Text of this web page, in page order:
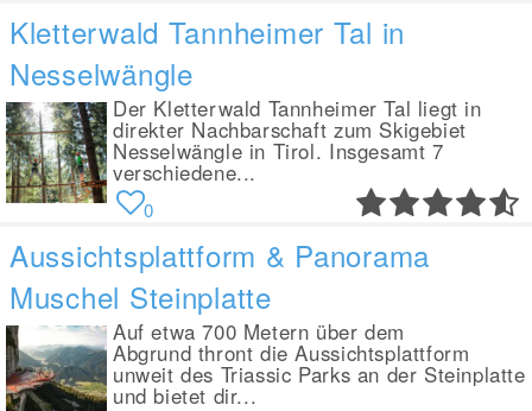
Kletterwald Tannheimer Tal in
Nesselwängle
Der Kletterwald Tannheimer Tal liegt in
direkter Nachbarschaft zum Skigebiet
Nesselwängle in Tirol. Insgesamt 7
verschiedene...
0
Aussichtsplattform & Panorama
Muschel Steinplatte
Auf etwa 700 Metern über dem
Abgrund thront die Aussichtsplattform
unweit des Triassic Parks an der Steinplatte
und bietet dir...